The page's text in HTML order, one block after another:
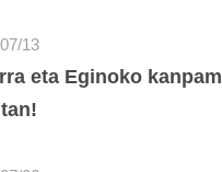
13
eta Eginoko